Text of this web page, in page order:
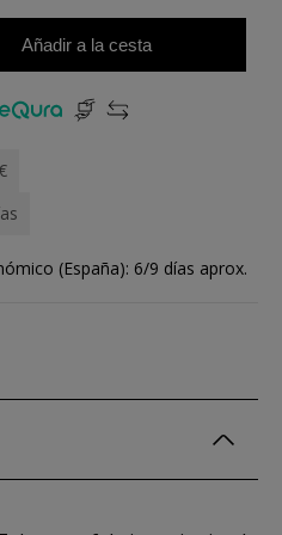
Añadir a la cesta
(España): 6/9 días aprox.